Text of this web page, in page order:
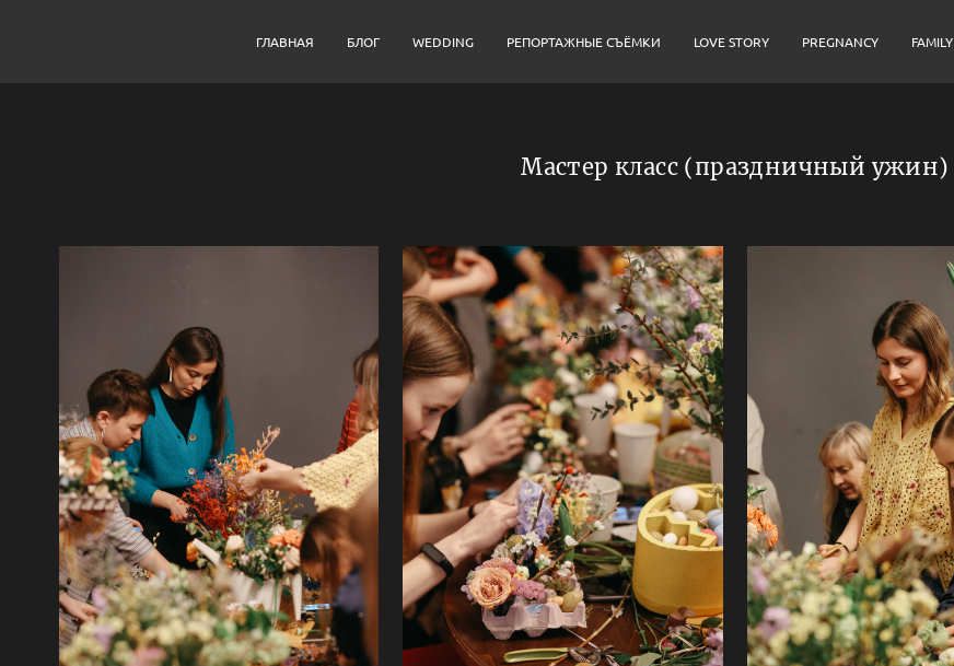
ГЛАВНАЯ БЛОГ WEDDING РЕПОРТАЖНЫЕ СЪЁМКИ LOVE STORY PREGNANCY FAMILY
Мастер класс (праздничный ужин)